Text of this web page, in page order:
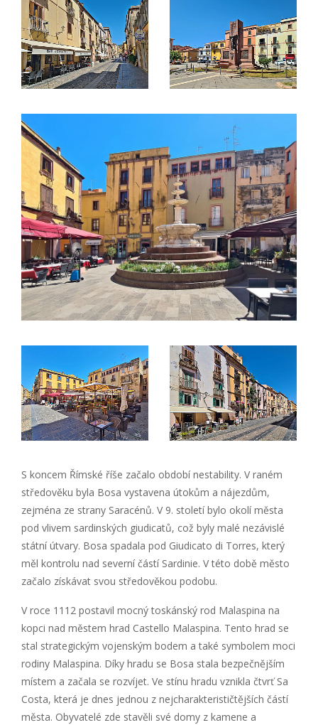
S koncem Římské říše začalo období nestability. V raném
středověku byla Bosa vystavena útokům a nájezdům,
zejména ze strany Saracénů. V 9. století bylo okolí města
pod vlivem sardinských giudicatů, což byly malé nezávislé
státní útvary. Bosa spadala pod Giudicato di Torres, který
měl kontrolu nad severní částí Sardinie. V této době město
začalo získávat svou středověkou podobu.
V roce 1112 postavil mocný toskánský rod Malaspina na
kopci nad městem hrad Castello Malaspina. Tento hrad se
stal strategickým vojenským bodem a také symbolem moci
rodiny Malaspina. Díky hradu se Bosa stala bezpečnějším
místem a začala se rozvíjet. Ve stínu hradu vznikla čtvrť Sa
Costa, která je dnes jednou z nejcharakterističtějších částí
města. Obyvatelé zde stavěli své domy z kamene a